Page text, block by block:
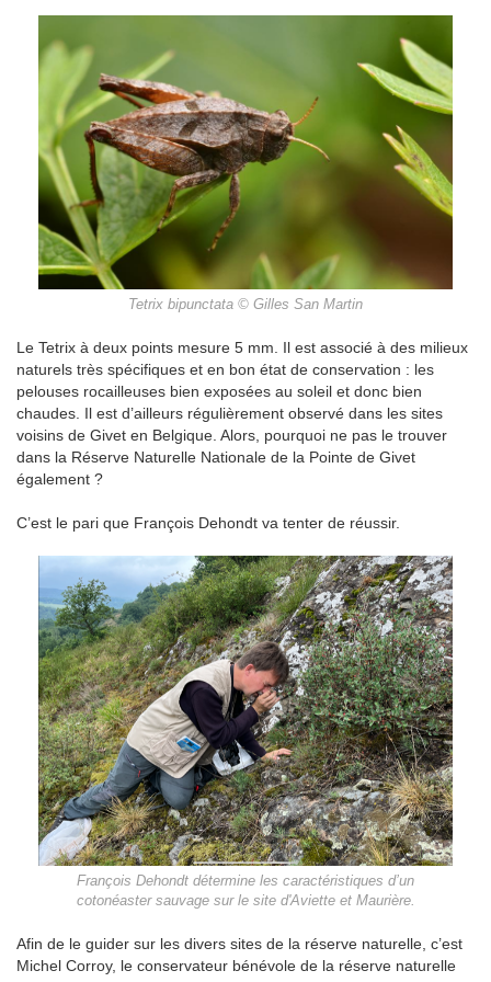
Tetrix bipunctata © Gilles San Martin
Le Tetrix à deux points mesure 5 mm. Il est associé à des milieux
naturels très spécifiques et en bon état de conservation : les
pelouses rocailleuses bien exposées au soleil et donc bien
chaudes. Il est d’ailleurs régulièrement observé dans les sites
voisins de Givet en Belgique. Alors, pourquoi ne pas le trouver
dans la Réserve Naturelle Nationale de la Pointe de Givet
également ?
C’est le pari que François Dehondt va tenter de réussir.
François Dehondt détermine les caractéristiques d’un
cotonéaster sauvage sur le site d'Aviette et Maurière.
Afin de le guider sur les divers sites de la réserve naturelle, c’est
Michel Corroy, le conservateur bénévole de la réserve naturelle